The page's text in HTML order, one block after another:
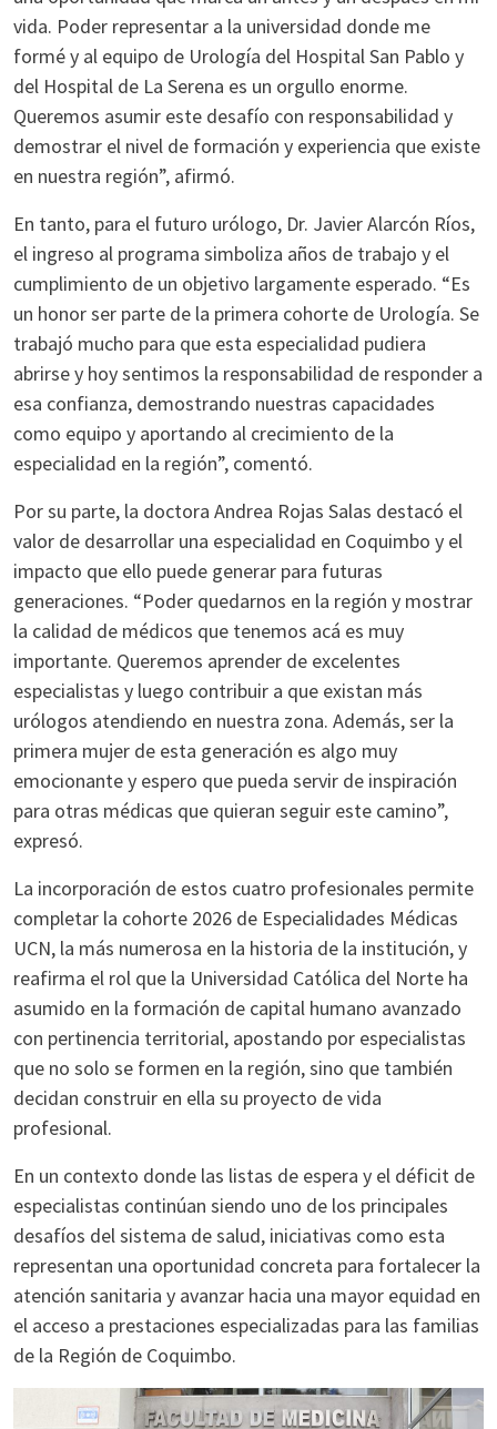
vida. Poder representar a la universidad donde me
formé y al equipo de Urología del Hospital San Pablo y
del Hospital de La Serena es un orgullo enorme.
Queremos asumir este desafío con responsabilidad y
demostrar el nivel de formación y experiencia que existe
en nuestra región”, afirmó.
En tanto, para el futuro urólogo, Dr. Javier Alarcón Ríos,
el ingreso al programa simboliza años de trabajo y el
cumplimiento de un objetivo largamente esperado. “Es
un honor ser parte de la primera cohorte de Urología. Se
trabajó mucho para que esta especialidad pudiera
abrirse y hoy sentimos la responsabilidad de responder a
esa confianza, demostrando nuestras capacidades
como equipo y aportando al crecimiento de la
especialidad en la región”, comentó.
Por su parte, la doctora Andrea Rojas Salas destacó el
valor de desarrollar una especialidad en Coquimbo y el
impacto que ello puede generar para futuras
generaciones. “Poder quedarnos en la región y mostrar
la calidad de médicos que tenemos acá es muy
importante. Queremos aprender de excelentes
especialistas y luego contribuir a que existan más
urólogos atendiendo en nuestra zona. Además, ser la
primera mujer de esta generación es algo muy
emocionante y espero que pueda servir de inspiración
para otras médicas que quieran seguir este camino”,
expresó.
La incorporación de estos cuatro profesionales permite
completar la cohorte 2026 de Especialidades Médicas
UCN, la más numerosa en la historia de la institución, y
reafirma el rol que la Universidad Católica del Norte ha
asumido en la formación de capital humano avanzado
con pertinencia territorial, apostando por especialistas
que no solo se formen en la región, sino que también
decidan construir en ella su proyecto de vida
profesional.
En un contexto donde las listas de espera y el déficit de
especialistas continúan siendo uno de los principales
desafíos del sistema de salud, iniciativas como esta
representan una oportunidad concreta para fortalecer la
atención sanitaria y avanzar hacia una mayor equidad en
el acceso a prestaciones especializadas para las familias
de la Región de Coquimbo.